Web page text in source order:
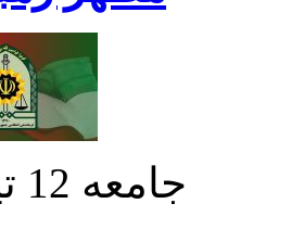
جامعه 12 تیر 1405